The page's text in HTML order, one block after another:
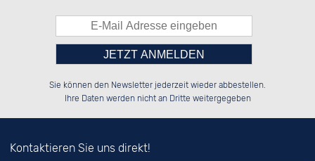
██░░██░░██░░██░░██░░██░░██░░██░░
██████░░██████░░██░░██░░██████░░
░░░░██░░██░░██░░██░░██░░██░░██░░
Bitte tragen Sie die Zahl in
das nebenstehende Feld ein.
Sie können den Newsletter jederzeit wieder abbestellen.
Ihre Daten werden nicht an Dritte weitergegeben
Kontaktieren Sie uns direkt!